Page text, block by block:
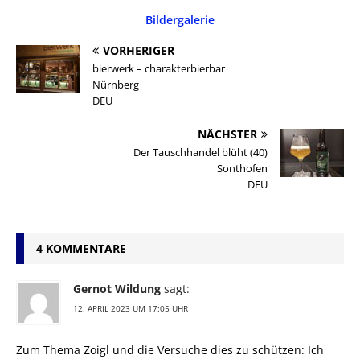
Bildergalerie
VORHERIGER
bierwerk – charakterbierbar
Nürnberg
DEU
NÄCHSTER
Der Tauschhandel blüht (40)
Sonthofen
DEU
4 KOMMENTARE
Gernot Wildung sagt:
12. APRIL 2023 UM 17:05 UHR
Zum Thema Zoigl und die Versuche dies zu schützen: Ich